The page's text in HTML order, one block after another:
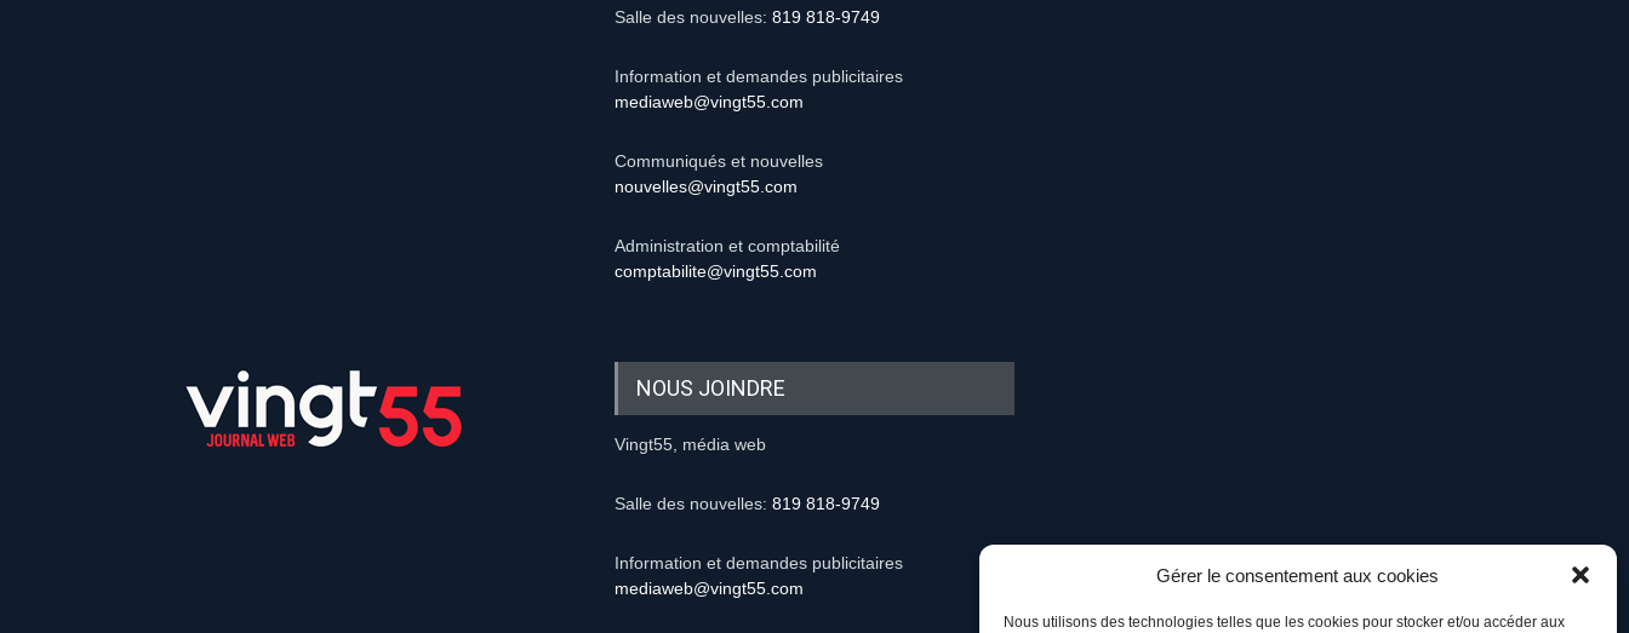
Gérer le consentement aux cookies
Nous utilisons des technologies telles que les cookies pour stocker et/ou accéder aux
Salle des nouvelles: 819 818-9749
Information et demandes publicitaires
mediaweb@vingt55.com
Communiqués et nouvelles
nouvelles@vingt55.com
Administration et comptabilité
comptabilite@vingt55.com
NOUS JOINDRE
Vingt55, média web
Salle des nouvelles: 819 818-9749
Information et demandes publicitaires
mediaweb@vingt55.com